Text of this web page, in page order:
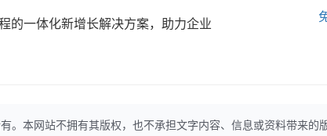
的一体化新增长解决方案，助力企业
。本网站不拥有其版权，也不承担文字内容、信息或资料带来的